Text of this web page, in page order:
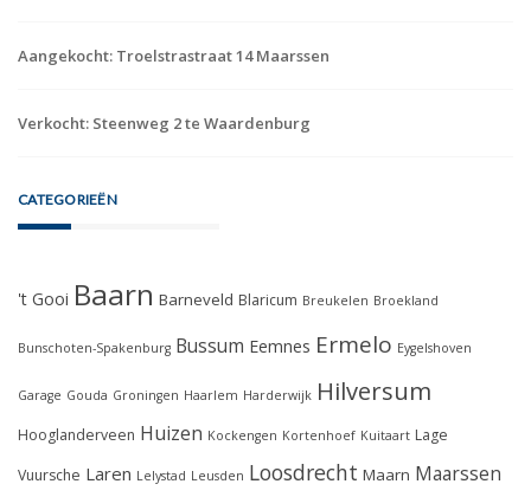
Aangekocht: Troelstrastraat 14 Maarssen
Verkocht: Steenweg 2 te Waardenburg
CATEGORIEËN
't Gooi Baarn Barneveld Blaricum Breukelen Broekland
Bunschoten-Spakenburg Bussum Eemnes Ermelo Eygelshoven
Garage Gouda Groningen Haarlem Harderwijk Hilversum
Hooglanderveen Huizen Kockengen Kortenhoef Kuitaart Lage
Vuursche Laren Lelystad Leusden Loosdrecht Maarn Maarssen